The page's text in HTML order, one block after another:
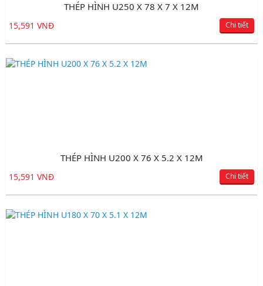
THÉP HÌNH U250 X 78 X 7 X 12M
15,591 VNĐ Chi tiết
THÉP HÌNH U200 X 76 X 5.2 X 12M
15,591 VNĐ Chi tiết